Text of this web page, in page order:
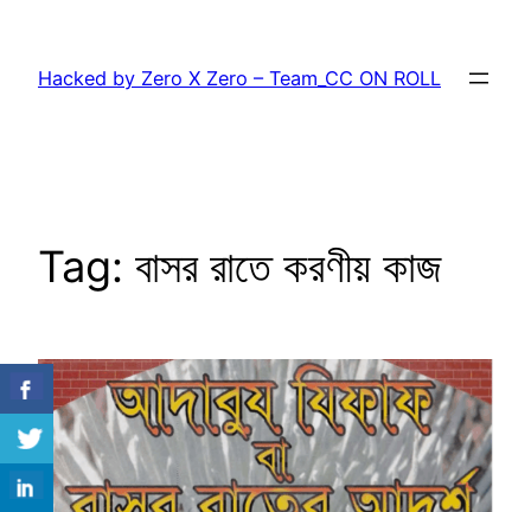
content
Hacked by Zero X Zero – Team_CC ON ROLL
Tag: বাসর রাতে করণীয় কাজ